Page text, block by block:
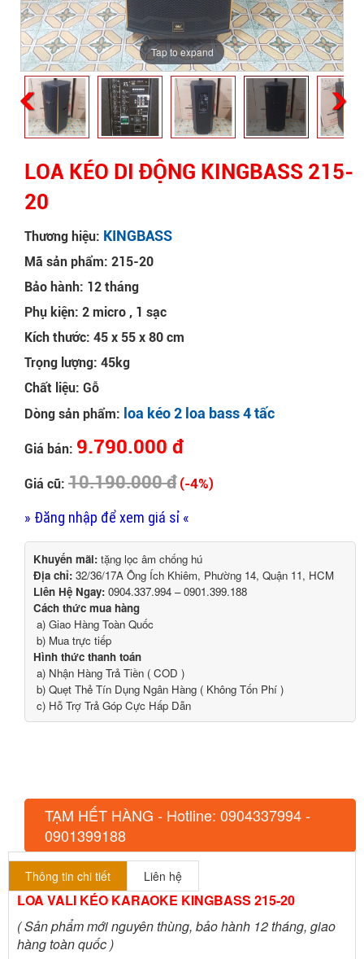
Tap to expand
LOA KÉO DI ĐỘNG KINGBASS 215-
20
Thương hiệu: KINGBASS
Mã sản phẩm: 215-20
Bảo hành: 12 tháng
Phụ kiện: 2 micro , 1 sạc
Kích thước: 45 x 55 x 80 cm
Trọng lượng: 45kg
Chất liệu: Gỗ
Dòng sản phẩm: loa kéo 2 loa bass 4 tấc
Giá bán: 9.790.000 đ
Giá cũ: 10.190.000 đ (-4%)
» Đăng nhập để xem giá sỉ «
Khuyến mãi: tặng lọc âm chống hú
Địa chỉ: 32/36/17A Ông Ích Khiêm, Phường 14, Quận 11, HCM
Liên Hệ Ngay: 0904.337.994 – 0901.399.188
Cách thức mua hàng
a) Giao Hàng Toàn Quốc
b) Mua trực tiếp
Hình thức thanh toán
a) Nhận Hàng Trả Tiền ( COD )
b) Quẹt Thẻ Tín Dụng Ngân Hàng ( Không Tốn Phí )
c) Hỗ Trợ Trả Góp Cực Hấp Dẫn
TẠM HẾT HÀNG - Hotline: 0904337994 -
0901399188
Thông tin chi tiết Liên hệ
LOA VALI KÉO KARAOKE KINGBASS 215-20
( Sản phẩm mới nguyên thùng, bảo hành 12 tháng, giao
hàng toàn quốc )